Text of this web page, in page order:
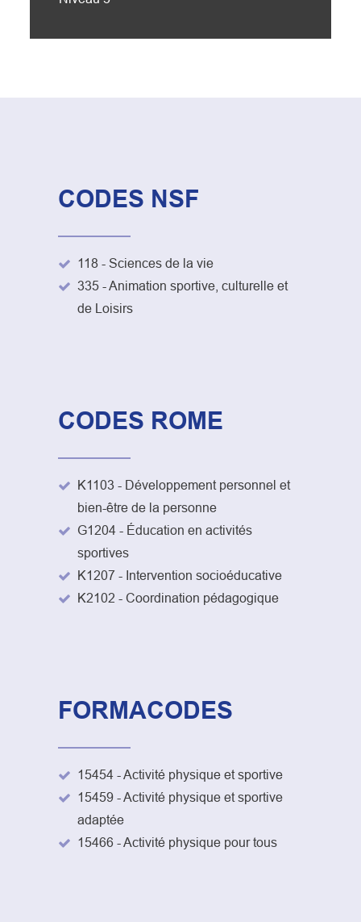
CODES ROME
K1103 - Développement personnel et
bien-être de la personne
G1204 - Éducation en activités
sportives
K1207 - Intervention socioéducative
K2102 - Coordination pédagogique
CODES NSF
118 - Sciences de la vie
335 - Animation sportive, culturelle et
de Loisirs
FORMACODES
15454 - Activité physique et sportive
15459 - Activité physique et sportive
adaptée
15466 - Activité physique pour tous